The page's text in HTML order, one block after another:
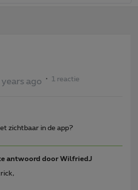
ago 1 reactie
zichtbaar in de app?
antwoord door WilfriedJ